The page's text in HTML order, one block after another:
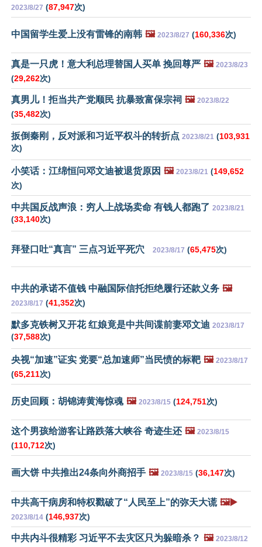
2023/8/27 (87,947次)
中国留学生爱上没有雷锋的南韩 🖼️ 2023/8/27 (160,336次)
真是一只虎！意大利总理替国人买单 挽回尊严 🖼️ 2023/8/23
(29,262次)
真男儿！拒当共产党顺民 抗暴致富保宗祠 🖼️ 2023/8/22
(35,482次)
扳倒秦刚，反对派和习近平权斗的转折点 2023/8/21 (103,931
次)
小笑话：江绵恒问邓文迪被退货原因 🖼️ 2023/8/21 (149,652
次)
中共国反战声浪：穷人上战场卖命 有钱人都跑了 2023/8/21
(33,140次)
拜登口吐“真言” 三点习近平死穴 2023/8/17 (65,475次)
中共的承诺不值钱 中融国际信托拒绝履行还款义务 🖼️
2023/8/17 (41,352次)
默多克铁树又开花 红娘竟是中共间谍前妻邓文迪 2023/8/17
(37,588次)
央视“加速”证实 党要“总加速师”当民愤的标靶 🖼️ 2023/8/17
(65,211次)
历史回顾：胡锦涛黄海惊魂 🖼️ 2023/8/15 (124,751次)
这个男孩给游客让路跌落大峡谷 奇迹生还 🖼️ 2023/8/15
(110,712次)
画大饼 中共推出24条向外商招手 🖼️ 2023/8/15 (36,147次)
中共高干病房和特权戳破了“人民至上”的弥天大谎 🖼️▶️
2023/8/14 (146,937次)
中共内斗很精彩 习近平不去灾区只为躲暗杀？ 🖼️ 2023/8/12